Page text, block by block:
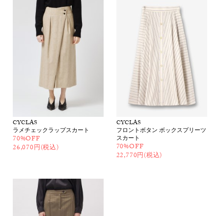
CYCLAS
ラメチェックラップスカート
70%OFF
26,070円(税込)
CYCLAS
フロントボタン ボックスプリーツ
スカート
70%OFF
22,770円(税込)